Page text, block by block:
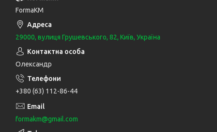
FormaKM
29000, вулиця Грушевського, 82, Київ, Україна
Олександр
+380 (63) 112-86-44
formakm@gmail.com